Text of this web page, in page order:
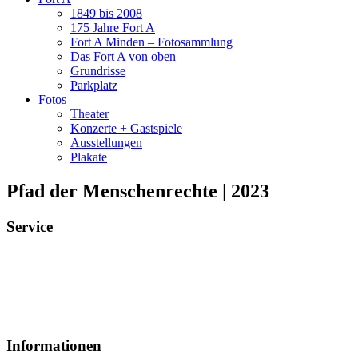
1849 bis 2008
175 Jahre Fort A
Fort A Minden – Fotosammlung
Das Fort A von oben
Grundrisse
Parkplatz
Fotos
Theater
Konzerte + Gastspiele
Ausstellungen
Plakate
Pfad der Menschenrechte | 2023
Service
Informationen